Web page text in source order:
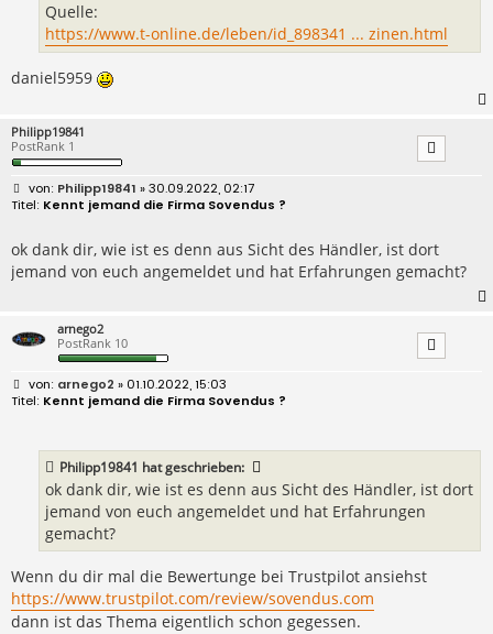
Quelle:
https://www.t-online.de/leben/id_898341 ... zinen.html
daniel5959
Philipp19841
PostRank 1
B
e
r
a
g
Philipp19841 » 30.09.2022, 02:17
Kennt jemand die Firma Sovendus ?
ok dank dir, wie ist es denn aus Sicht des Händler, ist dort
jemand von euch angemeldet und hat Erfahrungen gemacht?
arnego2
PostRank 10
B
e
arnego2 » 01.10.2022, 15:03
Kennt jemand die Firma Sovendus ?
Philipp19841 hat geschrieben:
ok dank dir, wie ist es denn aus Sicht des Händler, ist dort
jemand von euch angemeldet und hat Erfahrungen
gemacht?
Wenn du dir mal die Bewertunge bei Trustpilot ansiehst
https://www.trustpilot.com/review/sovendus.com
dann ist das Thema eigentlich schon gegessen.